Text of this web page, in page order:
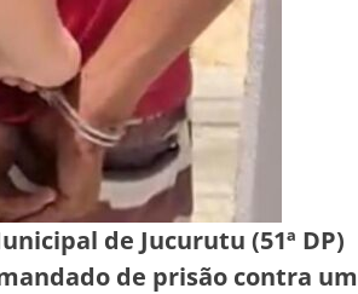
de Jucurutu (51ª DP)
de prisão contra um